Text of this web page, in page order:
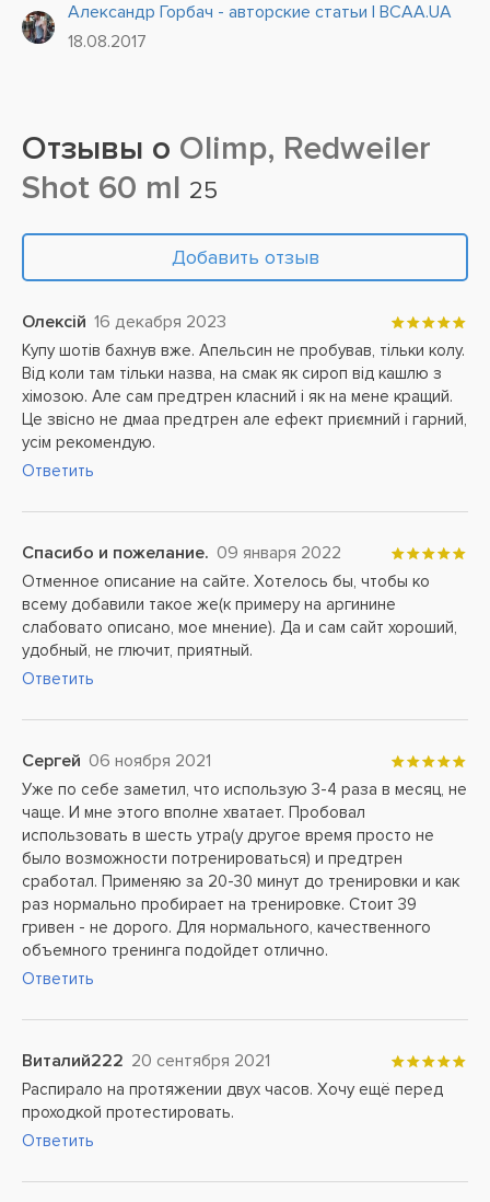
действию — повышению выносливости во время
тренировок и...
Александр Горбач - авторские статьи | BCAA.UA
18.08.2017
Отзывы о Olimp, Redweiler
Shot 60 ml 25
Добавить отзыв
Олексій 16 декабря 2023
Купу шотів бахнув вже. Апельсин не пробував, тільки колу.
Від коли там тільки назва, на смак як сироп від кашлю з
хімозою. Але сам предтрен класний і як на мене кращий.
Це звісно не дмаа предтрен але ефект приємний і гарний,
усім рекомендую.
Ответить
Спасибо и пожелание. 09 января 2022
Отменное описание на сайте. Хотелось бы, чтобы ко
всему добавили такое же(к примеру на аргинине
слабовато описано, мое мнение). Да и сам сайт хороший,
удобный, не глючит, приятный.
Ответить
Сергей 06 ноября 2021
Уже по себе заметил, что использую 3-4 раза в месяц, не
чаще. И мне этого вполне хватает. Пробовал
использовать в шесть утра(у другое время просто не
было возможности потренироваться) и предтрен
сработал. Применяю за 20-30 минут до тренировки и как
раз нормально пробирает на тренировке. Стоит 39
гривен - не дорого. Для нормального, качественного
объемного тренинга подойдет отлично.
Ответить
Виталий222 20 сентября 2021
Распирало на протяжении двух часов. Хочу ещё перед
проходкой протестировать.
Ответить